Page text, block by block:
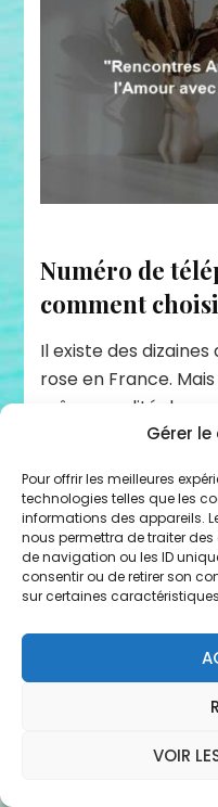
Gérer
Pour offrir les meilleures
technologies telles que les
informations des appareils.
nous permettra de traiter
de navigation ou les ID
consentir ou de retirer son
sur certaines
VOIR
Numéro de
comment
Il existe des
rose en France.
même qualité de
le bon choix — et
audiotel Des vraies
enregistrements,
transparent —
cachés Une
consultable en